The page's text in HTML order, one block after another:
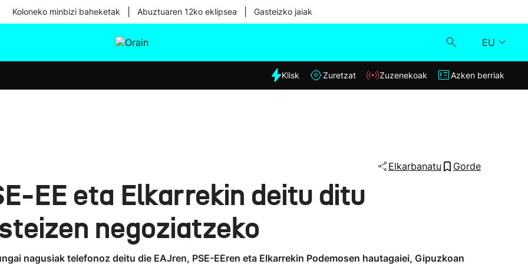
Koloneko minbizi baheketak Abuztuaren 12ko eklipsea Gasteizko jaiak
EU
Eguraldia
Klisk
Klisk Zuretzat Zuzenekoak Azken berriak
Elkarbanatu Gorde
EE eta Elkarrekin deitu ditu
negoziatzeko
nagusiak telefonoz deitu die EAJren, PSE-EEren eta Elkarrekin Podemosen hautagaiei, Gipuzkoan